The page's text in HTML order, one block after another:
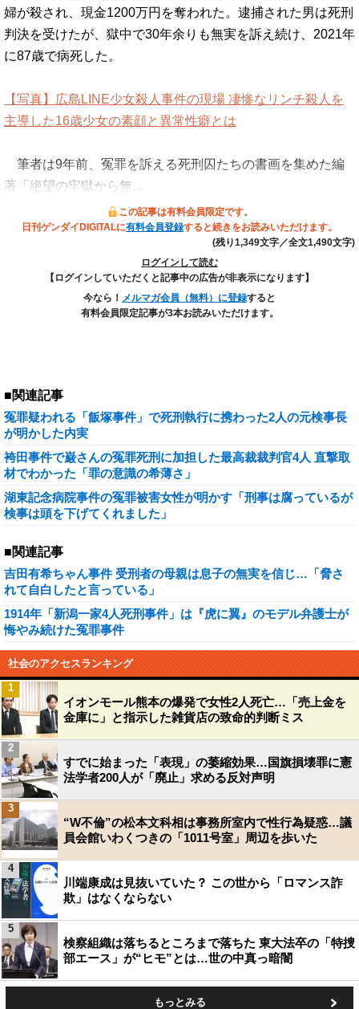
婦が殺され、現金1200万円を奪われた。逮捕された男は死刑
判決を受けたが、獄中で30年余りも無実を訴え続け、2021年
に87歳で病死した。
【写真】広島LINE少女殺人事件の現場 凄惨なリンチ殺人を
主導した16歳少女の素顔と異常性癖とは
筆者は9年前、冤罪を訴える死刑囚たちの書画を集めた編
著「絶望の牢獄から無…
この記事は有料会員限定です。
日刊ゲンダイDIGITALに有料会員登録すると続きをお読みいただけます。
(残り1,349文字／全文1,490文字)
ログインして読む
【ログインしていただくと記事中の広告が非表示になります】
今なら！ メルマガ会員（無料）に登録すると
有料会員限定記事が3本お読みいただけます。
■関連記事
冤罪疑われる「飯塚事件」で死刑執行に携わった2人の元検事長
が明かした内実
袴田事件で巌さんの冤罪死刑に加担した最高裁裁判官4人 直撃取
材でわかった「罪の意識の希薄さ」
湖東記念病院事件の冤罪被害女性が明かす「刑事は腐っているが
検事は頭を下げてくれました」
■関連記事
吉田有希ちゃん事件 受刑者の母親は息子の無実を信じ…「脅さ
れて自白したと言っている」
1914年「新潟一家4人死刑事件」は『虎に翼』のモデル弁護士が
悔やみ続けた冤罪事件
社会のアクセスランキング
イオンモール熊本の爆発で女性2人死亡…「売上金を
金庫に」と指示した雑貨店の致命的判断ミス
1
すでに始まった「表現」の萎縮効果…国旗損壊罪に憲
法学者200人が「廃止」求める反対声明
2
“W不倫”の松本文科相は事務所室内で性行為疑惑…議
員会館いわくつきの「1011号室」周辺を歩いた
3
川端康成は見抜いていた？ この世から「ロマンス詐
欺」はなくならない
4
検察組織は落ちるところまで落ちた 東大法卒の「特捜
部エース」が“ヒモ”とは…世の中真っ暗闇
5
もっとみる